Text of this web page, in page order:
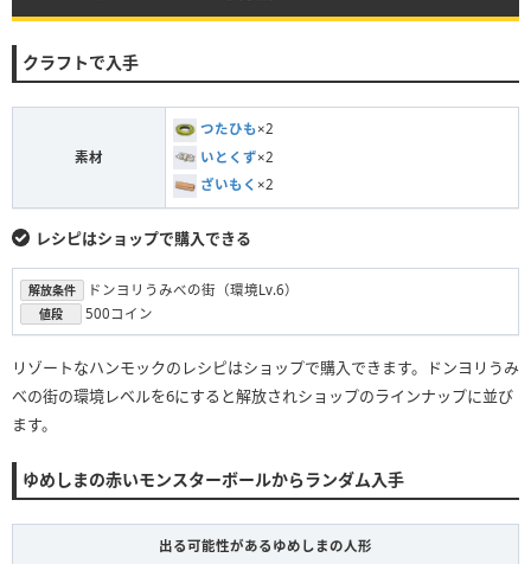
クラフトで入手
素材
つたひも×2
いとくず×2
ざいもく ×2
レシピはショップで購入できる
解放条件 ドンヨリうみべの街（環境Lv.6）
値段 500コイン
リゾートなハンモックのレシピはショップで購入できます。ドンヨリうみ
べの街の環境レベルを6にすると解放されショップのラインナップに並び
ます。
ゆめしまの赤いモンスターボールからランダム入手
出る可能性があるゆめしまの人形